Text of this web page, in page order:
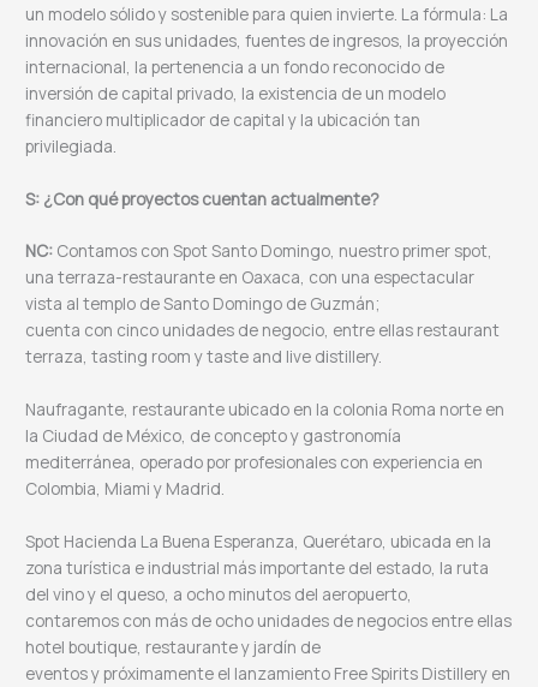
un modelo sólido y sostenible para quien invierte. La fórmula: La
innovación en sus unidades, fuentes de ingresos, la proyección
internacional, la pertenencia a un fondo reconocido de
inversión de capital privado, la existencia de un modelo
financiero multiplicador de capital y la ubicación tan
privilegiada.
S: ¿Con qué proyectos cuentan actualmente?
NC: Contamos con Spot Santo Domingo, nuestro primer spot,
una terraza-restaurante en Oaxaca, con una espectacular
vista al templo de Santo Domingo de Guzmán;
cuenta con cinco unidades de negocio, entre ellas restaurant
terraza, tasting room y taste and live distillery.
Naufragante, restaurante ubicado en la colonia Roma norte en
la Ciudad de México, de concepto y gastronomía
mediterránea, operado por profesionales con experiencia en
Colombia, Miami y Madrid.
Spot Hacienda La Buena Esperanza, Querétaro, ubicada en la
zona turística e industrial más importante del estado, la ruta
del vino y el queso, a ocho minutos del aeropuerto,
contaremos con más de ocho unidades de negocios entre ellas
hotel boutique, restaurante y jardín de
eventos y próximamente el lanzamiento Free Spirits Distillery en